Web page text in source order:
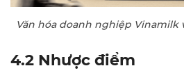
Văn hóa doanh nghiệp
4.2 Nhược điểm